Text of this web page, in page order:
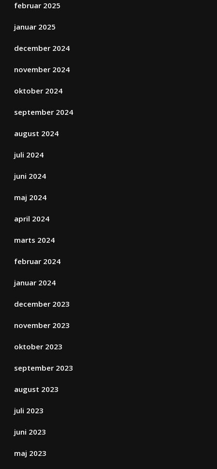
februar 2025
januar 2025
december 2024
november 2024
oktober 2024
september 2024
august 2024
juli 2024
juni 2024
maj 2024
april 2024
marts 2024
februar 2024
januar 2024
december 2023
november 2023
oktober 2023
september 2023
august 2023
juli 2023
juni 2023
maj 2023